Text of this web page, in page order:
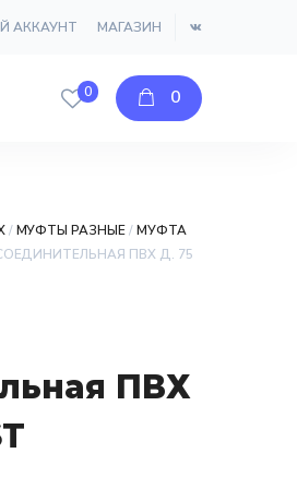
АККАУНТ МАГАЗИН
0
0
/МУФТЫ РАЗНЫЕ/МУФТА
ПВХ Д. 75
ПВХ